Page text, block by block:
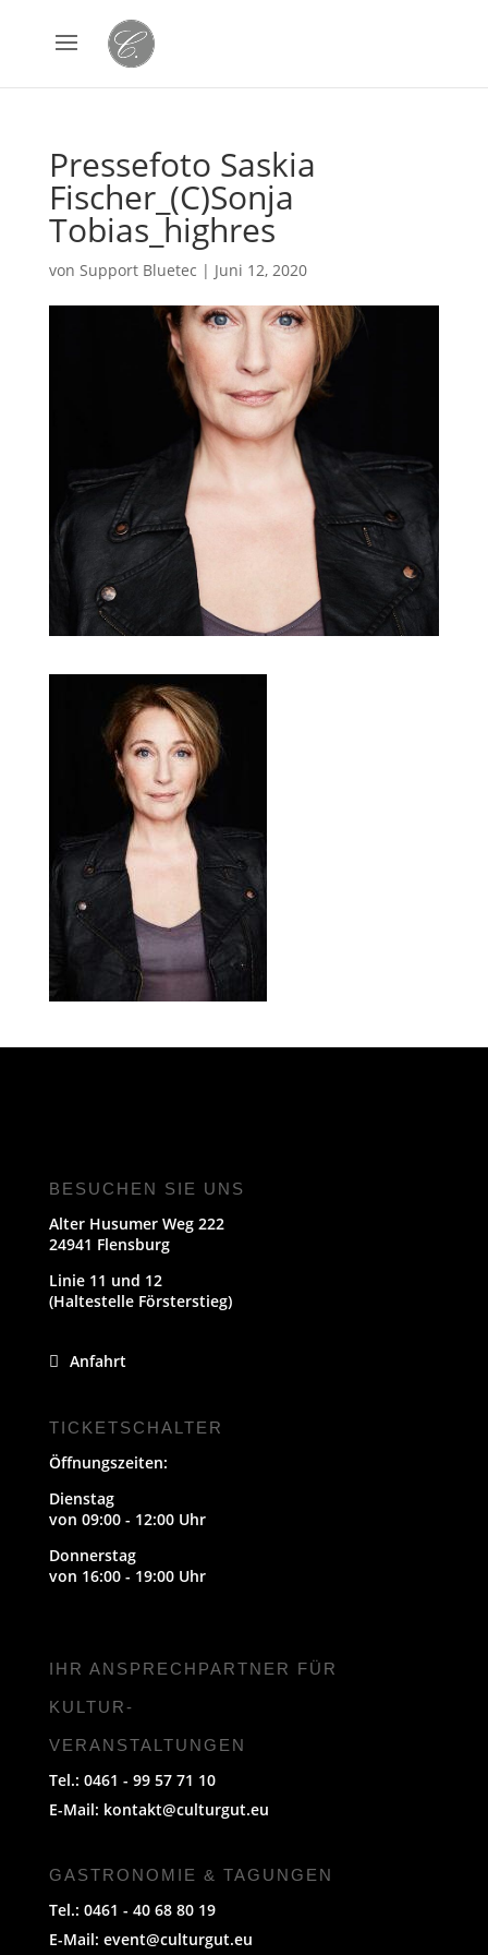
Pressefoto Saskia
Fischer_(C)Sonja
Tobias_highres
von Support Bluetec | Juni 12, 2020
BESUCHEN SIE UNS
Alter Husumer Weg 222
24941 Flensburg
Linie 11 und 12
(Haltestelle Försterstieg)
Anfahrt
TICKETSCHALTER
Öffnungszeiten:
Dienstag
von 09:00 - 12:00 Uhr
Donnerstag
von 16:00 - 19:00 Uhr
IHR ANSPRECHPARTNER FÜR
KULTUR-
VERANSTALTUNGEN
Tel.: 0461 - 99 57 71 10
E-Mail: kontakt@culturgut.eu
GASTRONOMIE & TAGUNGEN
Tel.: 0461 - 40 68 80 19
E-Mail: event@culturgut.eu